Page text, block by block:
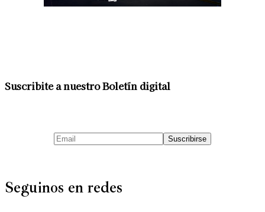
Suscribite a nuestro Boletín digital
Seguinos en redes